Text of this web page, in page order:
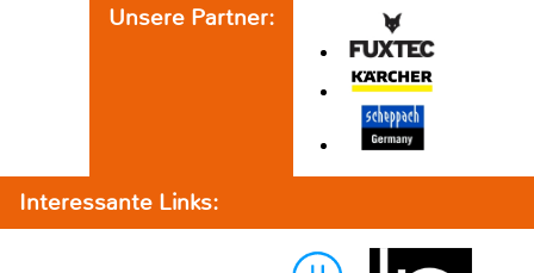
Unsere Partner:
Interessante Links: